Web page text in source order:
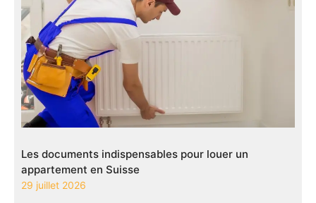
Les documents indispensables pour louer un
appartement en Suisse
29 juillet 2026